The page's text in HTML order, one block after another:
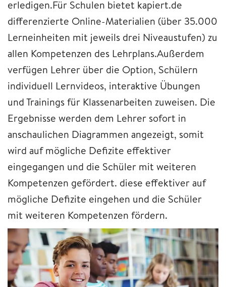
erledigen.Für Schulen bietet kapiert.de
differenzierte Online-Materialien (über 35.000
Lerneinheiten mit jeweils drei Niveaustufen) zu
allen Kompetenzen des Lehrplans.Außerdem
verfügen Lehrer über die Option, Schülern
individuell Lernvideos, interaktive Übungen
und Trainings für Klassenarbeiten zuweisen. Die
Ergebnisse werden dem Lehrer sofort in
anschaulichen Diagrammen angezeigt, somit
wird auf mögliche Defizite effektiver
eingegangen und die Schüler mit weiteren
Kompetenzen gefördert. diese effektiver auf
mögliche Defizite eingehen und die Schüler
mit weiteren Kompetenzen fördern.